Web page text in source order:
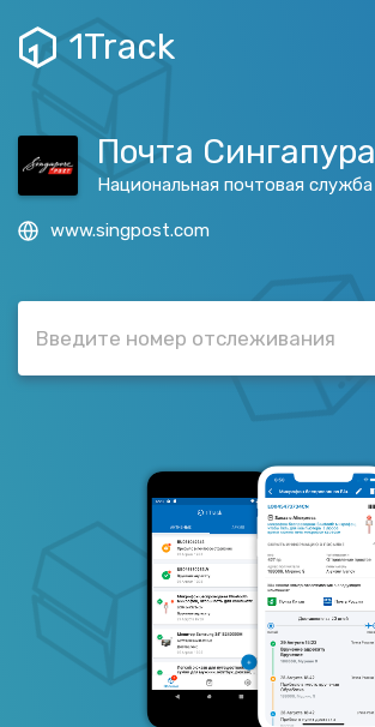
1Track
Почта Сингапура
Национальная почтовая служба
www.singpost.com